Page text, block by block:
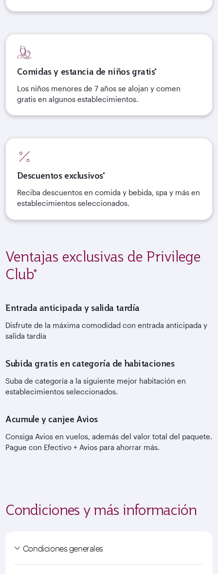
Comidas y estancia de niños gratis*
Los niños menores de 7 años se alojan y comen
gratis en algunos establecimientos.
Descuentos exclusivos*
Reciba descuentos en comida y bebida, spa y más en
establecimientos seleccionados.
Ventajas exclusivas de Privilege
Club*
Entrada anticipada y salida tardía
Disfrute de la máxima comodidad con entrada anticipada y
salida tardía
Subida gratis en categoría de habitaciones
Suba de categoría a la siguiente mejor habitación en
establecimientos seleccionados.
Acumule y canjee Avios
Consiga Avios en vuelos, además del valor total del paquete.
Pague con Efectivo + Avios para ahorrar más.
Condiciones y más información
Condiciones generales